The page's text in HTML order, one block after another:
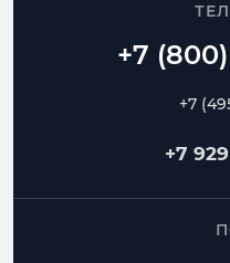
+7
+7